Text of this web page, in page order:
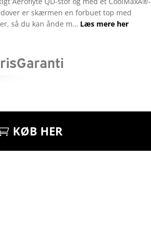
er skærmen en forbuet top med
så du kan ånde m… Læs mere her
KØB HER